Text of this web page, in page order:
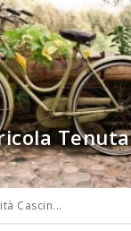
Tenuta
Cascin...